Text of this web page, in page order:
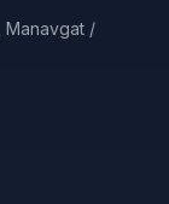
Manavgat /